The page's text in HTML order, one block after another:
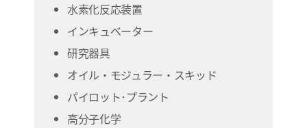
水素化反応装置
インキュベーター
研究器具
オイル・モジュラー・スキッド
パイロット･プラント
高分子化学